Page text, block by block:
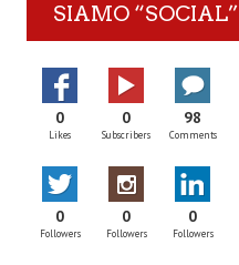
SIAMO “SOCIAL”
0
Likes
0
Subscribers
98
Comments
0
Followers
0
Followers
0
Followers